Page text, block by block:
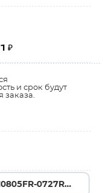
₽
и срок будут
заказа.
AC0805FR-0727RL →